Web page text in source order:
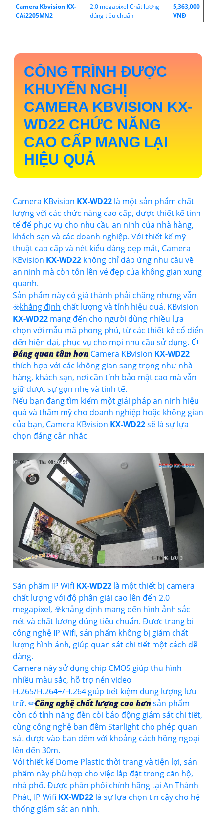
Camera Kbvision KX-
CAi2205MN2
2.0 megapixel Chất lượng
đúng tiêu chuẩn
5,363,000
VNĐ
CÔNG TRÌNH ĐƯỢC
KHUYẾN NGHỊ
CAMERA KBVISION KX-
WD22 CHỨC NĂNG
CAO CẤP MANG LẠI
HIỆU QUẢ
Camera KBvision KX-WD22 là một sản phẩm chất
lượng với các chức năng cao cấp, được thiết kế tinh
tế để phục vụ cho nhu cầu an ninh của nhà hàng,
khách sạn và các doanh nghiệp. Với thiết kế mỹ
thuật cao cấp và nét kiểu dáng đẹp mắt, Camera
KBvision KX-WD22 không chỉ đáp ứng nhu cầu về
an ninh mà còn tôn lên vẻ đẹp của không gian xung
quanh.
Sản phẩm này có giá thành phải chăng nhưng vẫn
☣️khẳng định chất lượng và tính hiệu quả. KBvision
KX-WD22 mang đến cho người dùng nhiều lựa
chọn với mẫu mã phong phú, từ các thiết kế cổ điển
đến hiện đại, phục vụ cho mọi nhu cầu sử dụng. 💥
Đáng quan tâm hơn Camera KBvision KX-WD22
thích hợp với các không gian sang trọng như nhà
hàng, khách sạn, nơi cần tính bảo mật cao mà vẫn
giữ được sự gọn nhẹ và tinh tế.
Nếu bạn đang tìm kiếm một giải pháp an ninh hiệu
quả và thẩm mỹ cho doanh nghiệp hoặc không gian
của bạn, Camera KBvision KX-WD22sẽ là sự lựa
chọn đáng cân nhắc.
Sản phẩm IP Wifi KX-WD22 là một thiết bị camera
chất lượng với độ phân giải cao lên đến 2.0
megapixel, ☣️khẳng định mang đến hình ảnh sắc
nét và chất lượng đúng tiêu chuẩn. Được trang bị
công nghệ IP Wifi, sản phẩm không bị giảm chất
lượng hình ảnh, giúp quan sát chi tiết một cách dễ
dàng.
Camera này sử dụng chip CMOS giúp thu hình
nhiều màu sắc, hỗ trợ nén video
H.265/H.264+/H.264 giúp tiết kiệm dung lượng lưu
trữ. ✏Công nghệ chất lượng cao hơnsản phẩm
còn có tính năng đèn còi báo động giám sát chi tiết,
cùng công nghệ ban đêm Starlight cho phép quan
sát được vào ban đêm với khoảng cách hồng ngoại
lên đến 30m.
Với thiết kế Dome Plastic thời trang và tiện lợi, sản
phẩm này phù hợp cho việc lắp đặt trong căn hộ,
nhà phố. Được phân phối chính hãng tại An Thành
Phát, IP Wifi KX-WD22 là sự lựa chọn tin cậy cho hệ
thống giám sát an ninh.